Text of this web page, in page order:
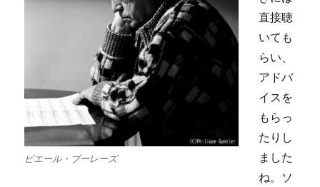
ピエール・ブーレーズ
直接聴
いても
らい、
アドバ
イスを
もらっ
たりし
ました
ね。ソ